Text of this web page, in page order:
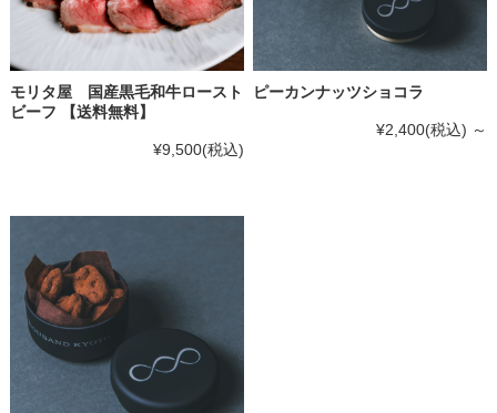
モリタ屋 国産黒毛和牛ロースト
ビーフ 【送料無料】
¥9,500(税込)
ピーカンナッツショコラ
¥2,400(税込) ～